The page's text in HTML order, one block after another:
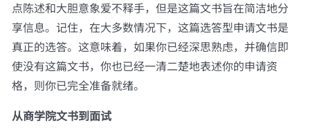
点陈述和大胆意象爱不释手，但是这篇文书旨在简洁地分
享信息。记住，在大多数情况下，这篇选答型申请文书是
真正的选答。这意味着，如果你已经深思熟虑，并确信即
使没有这篇文书，你也已经一清二楚地表述你的申请资
格，则你已完全准备就绪。
从商学院文书到面试